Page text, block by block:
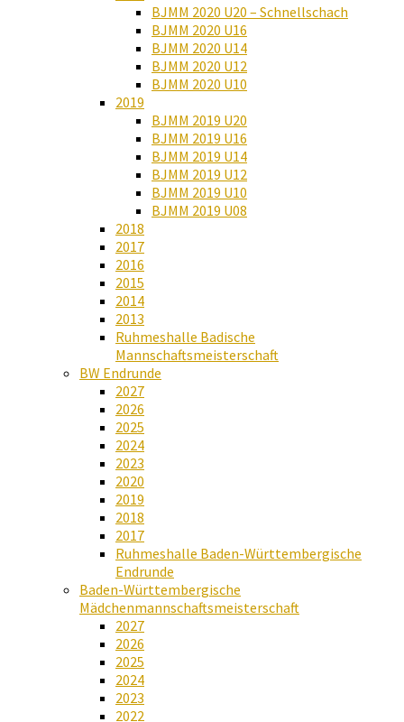
BJMM 2020 U20 – Schnellschach
BJMM 2020 U16
BJMM 2020 U14
BJMM 2020 U12
BJMM 2020 U10
2019
BJMM 2019 U20
BJMM 2019 U16
BJMM 2019 U14
BJMM 2019 U12
BJMM 2019 U10
BJMM 2019 U08
2018
2017
2016
2015
2014
2013
Ruhmeshalle Badische
Mannschaftsmeisterschaft
BW Endrunde
2027
2026
2025
2024
2023
2020
2019
2018
2017
Ruhmeshalle Baden-Württembergische
Endrunde
Baden-Württembergische
Mädchenmannschaftsmeisterschaft
2027
2026
2025
2024
2023
2022